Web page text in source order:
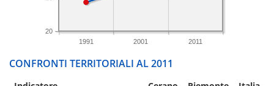
1991 2001 2011
20
CONFRONTI TERRITORIALI AL 2011